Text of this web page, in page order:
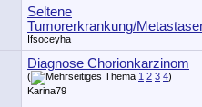
Seltene
Tumorerkrankung/
Ifsoceyha
Diagnose Chorionkarzinom
( 1 2 3 4)
Karina79